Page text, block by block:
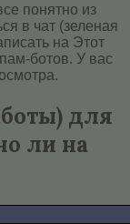
понятно из
в чат (зеленая
на Этот
ботов. У вас
для
ли на